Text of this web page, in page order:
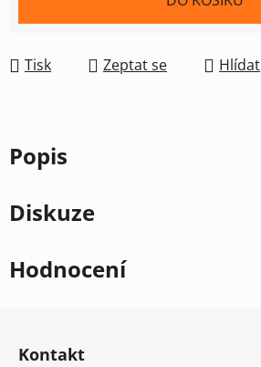
Tisk Zeptat se Hlídat
Popis
Diskuze
Hodnocení
Kontakt